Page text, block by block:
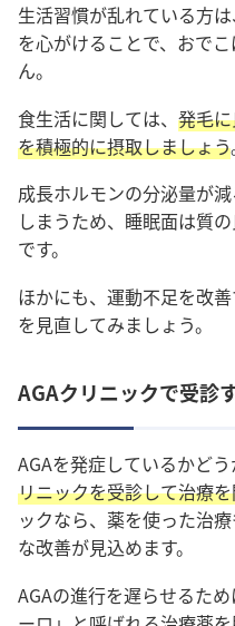
生活習慣が乱れている方
を心がけることで、おで
ん。
食生活に関しては、 発毛
を積極的に摂取しましょう
成長ホルモンの分泌量が
しまうため、睡眠面は質
です。
ほかにも、運動不足を改
を見直してみましょう。
AGAクリニックで受診
AGAを発症しているかどう
リニックを受診して治療
ックなら、薬を使った治
な改善が見込めます。
AGAの進行を遅らせるた